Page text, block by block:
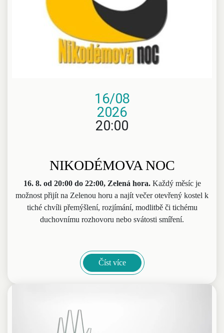
16/08
2026
20:00
NIKODÉMOVA NOC
16. 8. od 20:00 do 22:00, Zelená hora.Každý měsíc je
možnost přijít na Zelenou horu a najít večer otevřený kostel k
tiché chvíli přemýšlení, rozjímání, modlitbě či tichému
duchovnímu rozhovoru nebo svátosti smíření.
Číst více